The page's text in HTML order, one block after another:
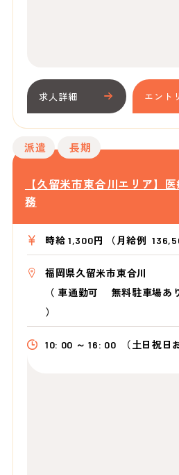
求人詳細 エント
派遣 長期
【久留米市東合川エリア】
務
時給 1,300円 （月給例
福岡県久留米市東合川
（ 車通勤可 無料駐車場あ
）
10: 00 ～ 16: 00 （土日祝日